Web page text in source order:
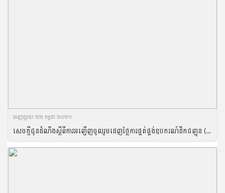
ចេញ​ផ្សាយ​ ២២ កក្កដា ២០២១
សេចក្តីជូនដំណឹងស្តីពីការអញ្ជើញចូលរួមដេញថ្លៃការផ្គត់ផ្គង់ឧបករណ៍ដឹកជញ្ជូន (មធ្យោបាយដឹងជញ្ជូន) ប្រចាំឆ្នាំ២០២១ របស់រដ្ឋបាលជលផល